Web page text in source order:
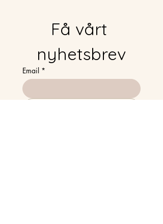
Få vårt
nyhetsbrev
Email *